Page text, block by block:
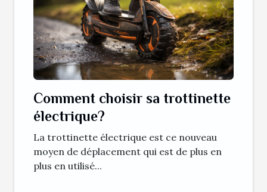
Comment choisir sa trottinette
électrique?
La trottinette électrique est ce nouveau
moyen de déplacement qui est de plus en
plus en utilisé...